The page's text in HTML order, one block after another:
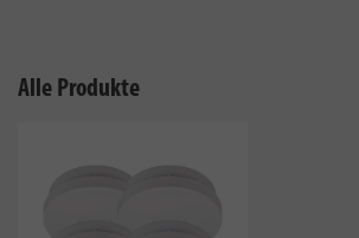
Alle Produkte